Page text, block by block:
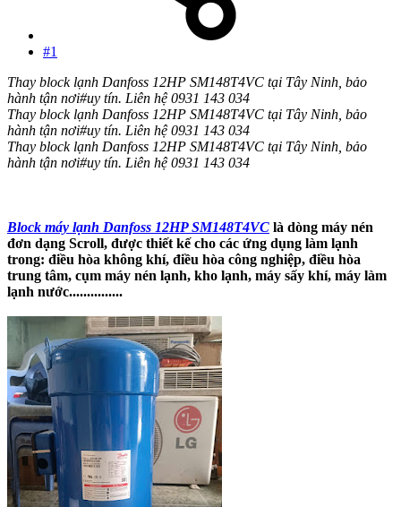
#1
Thay block lạnh Danfoss 12HP SM148T4VC tại Tây Ninh, bảo
hành tận nơi#uy tín. Liên hệ 0931 143 034
Thay block lạnh Danfoss 12HP SM148T4VC tại Tây Ninh, bảo
hành tận nơi#uy tín. Liên hệ 0931 143 034
Thay block lạnh Danfoss 12HP SM148T4VC tại Tây Ninh, bảo
hành tận nơi#uy tín. Liên hệ 0931 143 034
Block máy lạnh Danfoss 12HP SM148T4VC là dòng máy nén
đơn dạng Scroll, được thiết kế cho các ứng dụng làm lạnh
trong: điều hòa không khí, điều hòa công nghiệp, điều hòa
trung tâm, cụm máy nén lạnh, kho lạnh, máy sấy khí, máy làm
lạnh nước...............